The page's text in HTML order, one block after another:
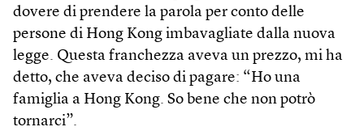
dovere di prendere la parola per conto delle
persone di Hong Kong imbavagliate dalla nuova
legge. Questa franchezza aveva un prezzo, mi ha
detto, che aveva deciso di pagare: “Ho una
famiglia a Hong Kong. So bene che non potrò
tornarci”.